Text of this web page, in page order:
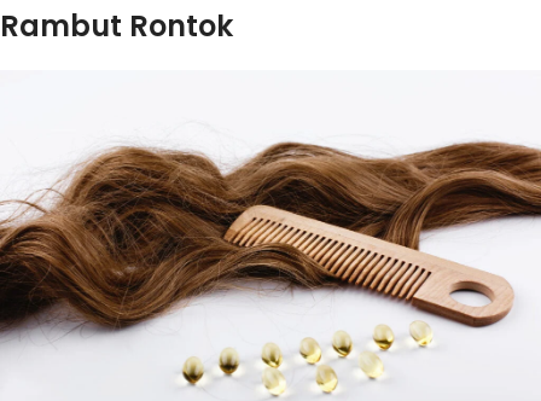
Rambut Rontok